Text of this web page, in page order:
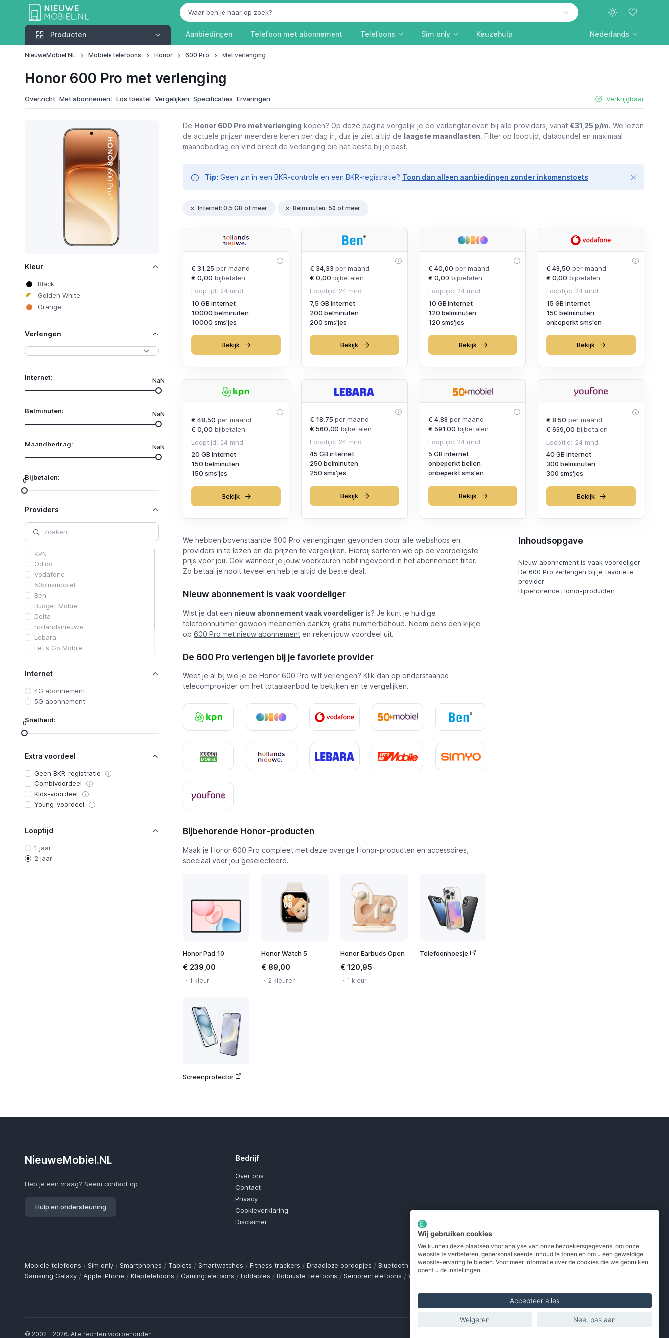
Producten
Producten Aanbiedingen Telefoon met abonnement Telefoons Sim only Keuzehulp Nederlands
NieuweMobiel.NL Mobiele telefoons Honor 600 Pro Met verlenging
Honor 600 Pro met verlenging
Overzicht Met abonnement Los toestel Vergelijken Specificaties Ervaringen Verkrijgbaar
Kleur
Black
Golden White
Orange
Verlengen
Internet: NaN
Belminuten: NaN
Maandbedrag: NaN
Bijbetalen:
0
Providers
KPN
Odido
Vodafone
50plusmobiel
Ben
Budget Mobiel
Delta
hollandsnieuwe
Lebara
Let's Go Mobile
Youfone
Internet
4G abonnement
5G abonnement
Snelheid:
0
Extra voordeel
Geen BKR-registratie
Combivoordeel
Kids-voordeel
Young-voordeel
Looptijd
1 jaar
2 jaar
De Honor 600 Pro met verlenging kopen? Op deze pagina vergelijk je de verlengtarieven bij alle providers, vanaf €31,25 p/m. We lezen
de actuele prijzen meerdere keren per dag in, dus je ziet altijd de laagste maandlasten. Filter op looptijd, databundel en maximaal
maandbedrag en vind direct de verlenging die het beste bij je past.
Tip: Geen zin in een BKR-controle en een BKR-registratie? Toon dan alleen aanbiedingen zonder inkomenstoets
Internet: 0,5 GB of meer Belminuten: 50 of meer
€ 31,25 per maand
€ 0,00 bijbetalen
Looptijd: 24 mnd
10 GB internet
10000 belminuten
10000 sms'jes
Bekijk
€ 34,33 per maand
€ 0,00 bijbetalen
Looptijd: 24 mnd
7,5 GB internet
200 belminuten
200 sms'jes
Bekijk
€ 40,00 per maand
€ 0,00 bijbetalen
Looptijd: 24 mnd
10 GB internet
120 belminuten
120 sms'jes
Bekijk
€ 43,50 per maand
€ 0,00 bijbetalen
Looptijd: 24 mnd
15 GB internet
150 belminuten
onbeperkt sms'en
Bekijk
€ 48,50 per maand
€ 0,00 bijbetalen
Looptijd: 24 mnd
20 GB internet
150 belminuten
150 sms'jes
Bekijk
€ 18,75 per maand
€ 560,00 bijbetalen
Looptijd: 24 mnd
45 GB internet
250 belminuten
250 sms'jes
Bekijk
€ 4,88 per maand
€ 591,00 bijbetalen
Looptijd: 24 mnd
5 GB internet
onbeperkt bellen
onbeperkt sms'en
Bekijk
€ 8,50 per maand
€ 669,00 bijbetalen
Looptijd: 24 mnd
40 GB internet
300 belminuten
300 sms'jes
Bekijk
Inhoudsopgave
Nieuw abonnement is vaak voordeliger
De 600 Pro verlengen bij je favoriete
provider
Bijbehorende Honor-producten
We hebben bovenstaande 600 Pro verlengingen gevonden door alle webshops en
providers in te lezen en de prijzen te vergelijken. Hierbij sorteren we op de voordeligste
prijs voor jou. Ook wanneer je jouw voorkeuren hebt ingevoerd in het abonnement filter.
Zo betaal je nooit teveel en heb je altijd de beste deal.
Nieuw abonnement is vaak voordeliger
Wist je dat een nieuw abonnement vaak voordeligeris? Je kunt je huidige
telefoonnummer gewoon meenemen dankzij gratis nummerbehoud. Neem eens een kijkje
op 600 Pro met nieuw abonnementen reken jouw voordeel uit.
De 600 Pro verlengen bij je favoriete provider
Weet je al bij wie je de Honor 600 Pro wilt verlengen? Klik dan op onderstaande
telecomprovider om het totaalaanbod te bekijken en te vergelijken.
Bijbehorende Honor-producten
Maak je Honor 600 Pro compleet met deze overige Honor-producten en accessoires,
speciaal voor jou geselecteerd.
Honor Pad 10
€ 239,00
1 kleur
Honor Watch 5
€ 89,00
2 kleuren
Honor Earbuds Open
€ 120,95
1 kleur
Telefoonhoesje
Screenprotector
NieuweMobiel.NL
Heb je een vraag? Neem contact op
Hulp en ondersteuning
Bedrijf
Over ons
Contact
Privacy
Cookieverklaring
Disclaimer
Mobiele telefoons / Sim only / Smartphones / Tablets / Smartwatches / Fitness trackers / Draadloze oordopjes / Bluetooth trackers / Opladers / Powerbanks / MiFi routers
Samsung Galaxy / Apple iPhone / Klaptelefoons / Gamingtelefoons / Foldables / Robuuste telefoons / Seniorentelefoons / Waterdichte telefoons
© 2002 - 2026. Alle rechten voorbehouden
Wij gebruiken cookies
We kunnen deze plaatsen voor analyse van onze bezoekersgegevens, om onze
website te verbeteren, gepersonaliseerde inhoud te tonen en om u een geweldige
website-ervaring te bieden. Voor meer informatie over de cookies die we gebruiken
opent u de instellingen.
Accepteer alles
Weigeren Nee, pas aan